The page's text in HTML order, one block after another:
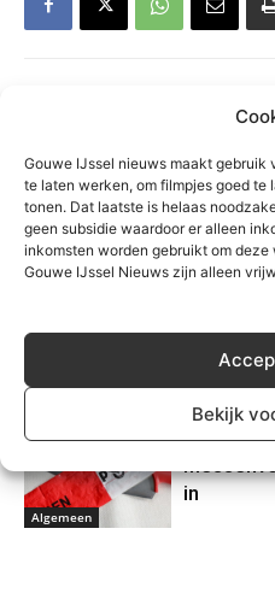
Gouwe IJssel nieuws maakt
te laten werken, om filmpjes goed
tonen. Dat laatste is helaas
geen subsidie waardoor er alleen
inkomsten worden gebruikt om
Gouwe IJssel Nieuws zijn alleen
Bekijk
Algemeen
Grote
veilig
Algemeen
Algemeen
Zuidplas
in